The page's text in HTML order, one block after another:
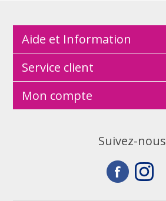
Aide et Information
Service client
Mon compte
Suivez-nous